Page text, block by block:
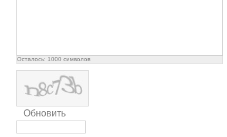
Осталось: 1000 символов
Обновить